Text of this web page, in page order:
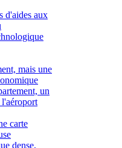
d'aides aux
mais une
un
carte
dense,